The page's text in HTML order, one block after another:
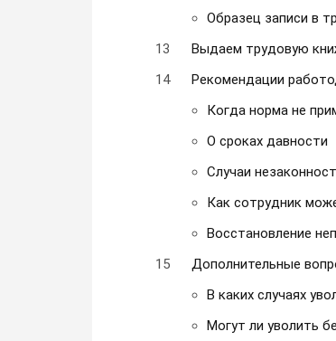
Образец записи в
Выдаем трудовую
Рекомендации
Когда норма не
О сроках давности
Случаи
Как сотрудник
Восстановление
Дополнительные
В каких случаях
Могут ли уволить